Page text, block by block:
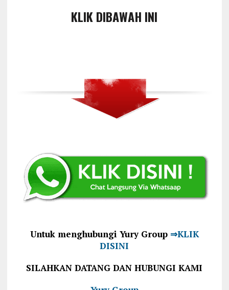
KLIK DIBAWAH INI
Untuk menghubungi Yury Group⇒KLIK
DISINI
SILAHKAN DATANG DAN HUBUNGI KAMI